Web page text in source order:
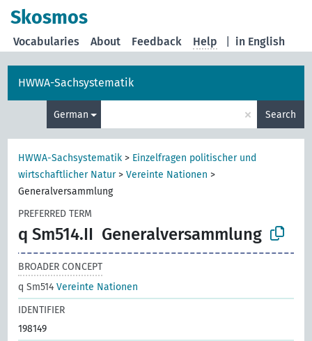
Skosmos
in English
Vocabularies About Feedback Help
HWWA-Sachsystematik
German × Search
HWWA-Sachsystematik > Einzelfragen politischer und
wirtschaftlicher Natur>Vereinte Nationen >
Generalversammlung
PREFERRED TERM
q Sm514.II Generalversammlung
BROADER CONCEPT
q Sm514Vereinte Nationen
IDENTIFIER
198149